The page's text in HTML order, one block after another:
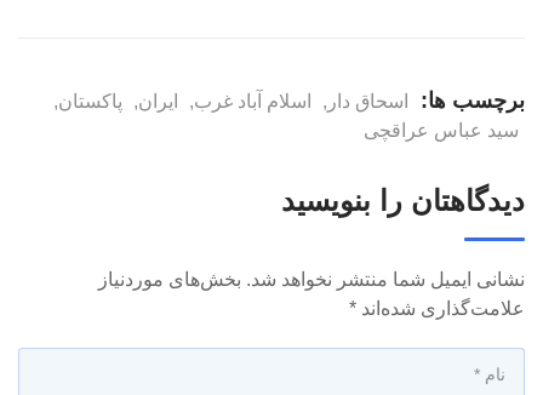
برچسب ها: اسحاق دار , اسلام آباد غرب, ایران, پاکستان,
سید عباس عراقچی
دیدگاهتان را بنویسید
نشانی ایمیل شما منتشر نخواهد شد. بخش‌های موردنیاز
علامت‌گذاری شده‌اند *